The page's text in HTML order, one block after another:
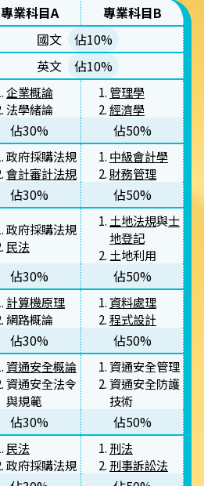
專業科目A 專業科目B
國文
佔10%
英文
佔10%
企業概論
法學緒論
管理學
經濟學
佔30% 佔50%
政府採購法規
會計審計法規
中級會計學
財務管理
佔30% 佔50%
政府採購法規
民法
土地法規與士
地登記
土地利用
佔30% 佔50%
計算機原理
網路概論
資料處理
程式設計
佔30% 佔50%
資通安全概論
資通安全法令
與規範
資通安全管理
資通安全防護
技術
佔30% 佔50%
民法
政府採購法規
刑法
刑事訴訟法